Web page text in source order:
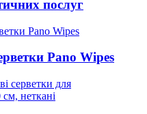
послуг
Pano Wipes